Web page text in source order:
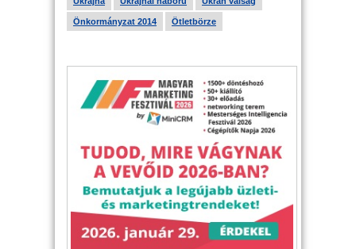
Önkormányzat 2014 Ötletbörze